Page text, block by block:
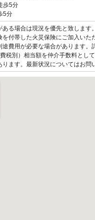
歩5分
5分
相違がある場合は現況を
付帯した火災保険にご加入いた
費用が必要な場合があります。
税別）相当額を仲介手数料とし
ます。最新状況についてはお問